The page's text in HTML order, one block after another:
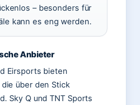
– besonders für
kann es eng werden.
Anbieter
Eirsports bieten
über den Stick
Sky Q und TNT Sports